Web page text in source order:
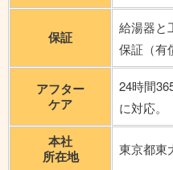
保証
給湯器と
保証（有
アフター
ケア
24時間
に対応。
本社
所在地
東京都東